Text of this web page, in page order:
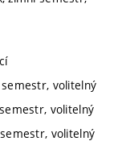
volitelný
volitelný
volitelný